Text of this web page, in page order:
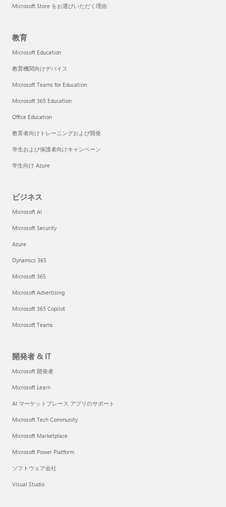
Microsoft Store をお選びいただく理由
教育
Microsoft Education
教育機関向けデバイス
Microsoft Teams for Education
Microsoft 365 Education
Office Education
教育者向けトレーニングおよび開発
学生および保護者向けキャンペーン
学生向け Azure
ビジネス
Microsoft AI
Microsoft Security
Azure
Dynamics 365
Microsoft 365
Microsoft Advertising
Microsoft 365 Copilot
Microsoft Teams
開発者 & IT
Microsoft 開発者
Microsoft Learn
AI マーケットプレース アプリのサポート
Microsoft Tech Community
Microsoft Marketplace
Microsoft Power Platform
ソフトウェア会社
Visual Studio